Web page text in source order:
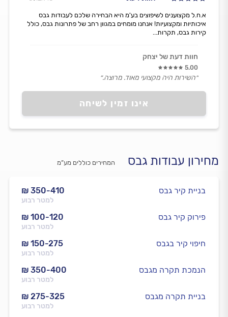
אינו זמין לשיחה
א.ח.ל מקצוענים לשיפוצים בע'מ היא הבחירה שלכם לעבודות גבס
איכותיות ומקצועיות! אנחנו מומחים במגוון רחב של פתרונות גבס, כולל
קירות גבס, תקרות...
חוות דעת של יצחק
5.00
״השירות היה מקצועי מאוד. מרוצה.״
מחירון עבודות גבס המחירים כוללים מע”מ
₪ 350-410
למטר רבוע
בניית קיר גבס
₪ 100-120
למטר רבוע
פירוק קיר גבס
₪ 150-275
למטר רבוע
חיפוי קיר בגבס
₪ 350-400
למטר רבוע
הנמכת תקרה מגבס
₪ 275-325
למטר רבוע
בניית תקרה מגבס